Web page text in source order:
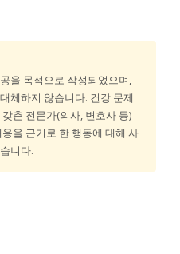
을 목적으로 작성되었으며,
체하지 않습니다. 건강 문제
춘 전문가(의사, 변호사 등)
을 근거로 한 행동에 대해 사
니다.